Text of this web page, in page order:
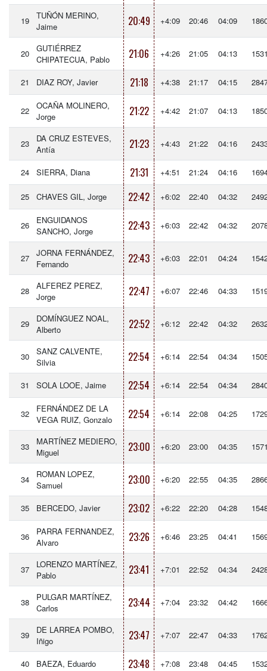
19
TUÑÓN MERINO,
Jaime
20:49 +4:09 20:46 04:09
20
GUTIÉRREZ
CHIPATECUA, Pablo
21:06 +4:26 21:05 04:13
21 DIAZ ROY, Javier 21:18 +4:38 21:17 04:15
22
OCAÑA MOLINERO,
Jorge
21:22 +4:42 21:07 04:13
23
DA CRUZ ESTEVES,
Antía
21:23 +4:43 21:22 04:16
24 SIERRA, Diana 21:31 +4:51 21:24 04:16
25 CHAVES GIL, Jorge 22:42 +6:02 22:40 04:32
26
ENGUIDANOS
SANCHO, Jorge
22:43 +6:03 22:42 04:32
27
JORNA FERNÁNDEZ,
Fernando
22:43 +6:03 22:01 04:24
28
ALFEREZ PEREZ,
Jorge
22:47 +6:07 22:46 04:33
29
DOMÍNGUEZ NOAL,
Alberto
22:52 +6:12 22:42 04:32
30
SANZ CALVENTE,
Silvia
22:54 +6:14 22:54 04:34
31 SOLA LOOE, Jaime 22:54 +6:14 22:54 04:34
32
FERNÁNDEZ DE LA
VEGA RUIZ, Gonzalo
22:54 +6:14 22:08 04:25
33
MARTÍNEZ MEDIERO,
Miguel
23:00 +6:20 23:00 04:35
34
ROMAN LOPEZ,
Samuel
23:00 +6:20 22:55 04:35
35 BERCEDO, Javier 23:02 +6:22 22:20 04:28
36
PARRA FERNANDEZ,
Alvaro
23:26 +6:46 23:25 04:41
37
LORENZO MARTÍNEZ,
Pablo
23:41 +7:01 22:52 04:34
38
PULGAR MARTÍNEZ,
Carlos
23:44 +7:04 23:32 04:42
39
DE LARREA POMBO,
Iñigo
23:47 +7:07 22:47 04:33
40 BAEZA, Eduardo 23:48 +7:08 23:48 04:45